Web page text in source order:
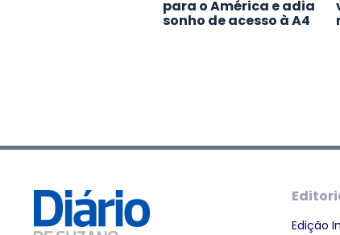
para o América e adia
sonho de acesso à A4
Edição